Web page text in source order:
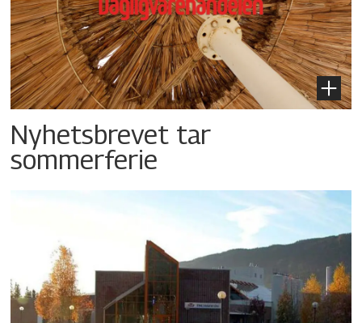
Nyhetsbrevet tar
sommerferie